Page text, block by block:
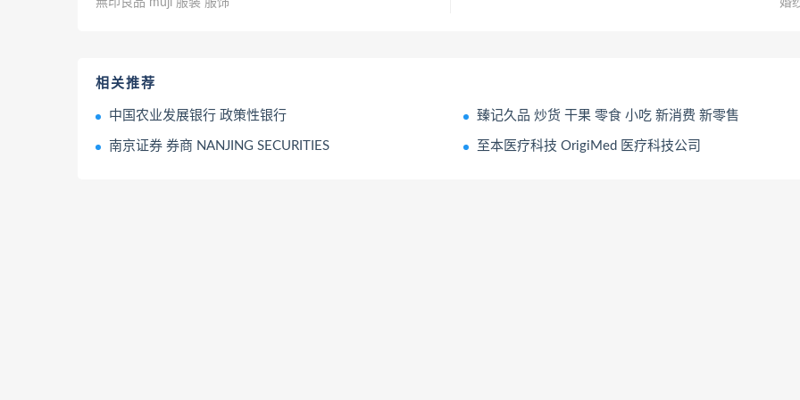
相关推荐
中国农业发展银行 政策性银行 臻记久品 炒货 干果 零食 小吃 新消费 新零售
南京证券 券商 NANJING SECURITIES 至本医疗科技 OrigiMed 医疗科技公司